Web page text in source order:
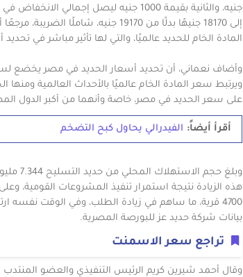
إلى 18170 جنيهًا بدلًا من 19170 جنيه،
المادة الخام للحديد عالميًا، والتي لها تأثير مباشر في
وأضاف نعماني، أن تحديد أسعار الحديد في مصر يخضع لسعر
ويرتبط سعر المادة الخام عالميًا بالأحداث العالمية ومنها
على سعر الحديد في مصر، خاصة وأنهما من أكبر الدول
أقرأ أيضاً: الفيدرالي يحاول كبح التضخم
هذه الزيادة نتيجة استمرار تنفيذ المشروعات القومية،
4700 قرية، ما ساهم في زيادة الطلب، وفي الوقت نفسه
بيانات شركة حديد عز للبورصة المصرية.
تراجع سعر الاسمنت
وقال أحمد شيرين كريم الرئيس التنفيذي والعضو